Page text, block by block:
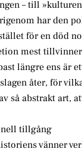
– till
har den
för en död
mest
längre ens är
åter, för
så abstrakt art,
tillgång
vänner